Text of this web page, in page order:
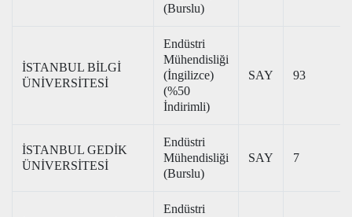
(Burslu)
İSTANBUL BİLGİ
ÜNİVERSİTESİ
Endüstri
Mühendisliği
(İngilizce)
(%50
İndirimli)
SAY 93
İSTANBUL GEDİK
ÜNİVERSİTESİ
Endüstri
Mühendisliği
(Burslu)
SAY 7
Endüstri